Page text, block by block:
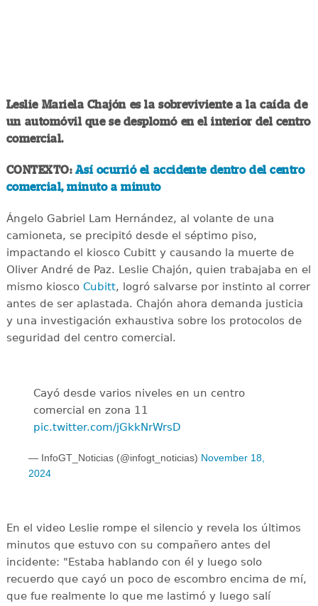
Leslie Mariela Chajón es la sobreviviente a la caída de
un automóvil que se desplomó en el interior del centro
comercial.
CONTEXTO: Así ocurrió el accidente dentro del centro
comercial, minuto a minuto
Ángelo Gabriel Lam Hernández, al volante de una
camioneta, se precipitó desde el séptimo piso,
impactando el kiosco Cubitt y causando la muerte de
Oliver André de Paz. Leslie Chajón, quien trabajaba en el
mismo kiosco Cubitt, logró salvarse por instinto al correr
antes de ser aplastada. Chajón ahora demanda justicia
y una investigación exhaustiva sobre los protocolos de
seguridad del centro comercial.
Cayó desde varios niveles en un centro
comercial en zona 11
pic.twitter.com/jGkkNrWrsD
— InfoGT_Noticias (@infogt_noticias) November 18,
2024
En el video Leslie rompe el silencio y revela los últimos
minutos que estuvo con su compañero antes del
incidente: "Estaba hablando con él y luego solo
recuerdo que cayó un poco de escombro encima de mí,
que fue realmente lo que me lastimó y luego salí